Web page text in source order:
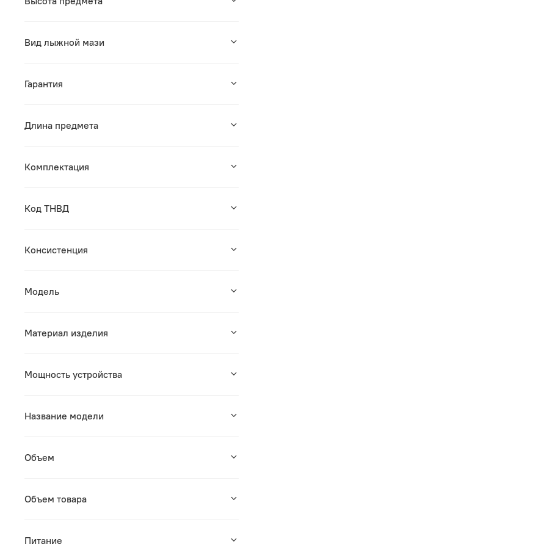
Вид лыжной мази
Гарантия
Длина предмета
Комплектация
Код ТНВД
Консистенция
Модель
Материал изделия
Мощность устройства
Название модели
Объем
Объем товара
Питание